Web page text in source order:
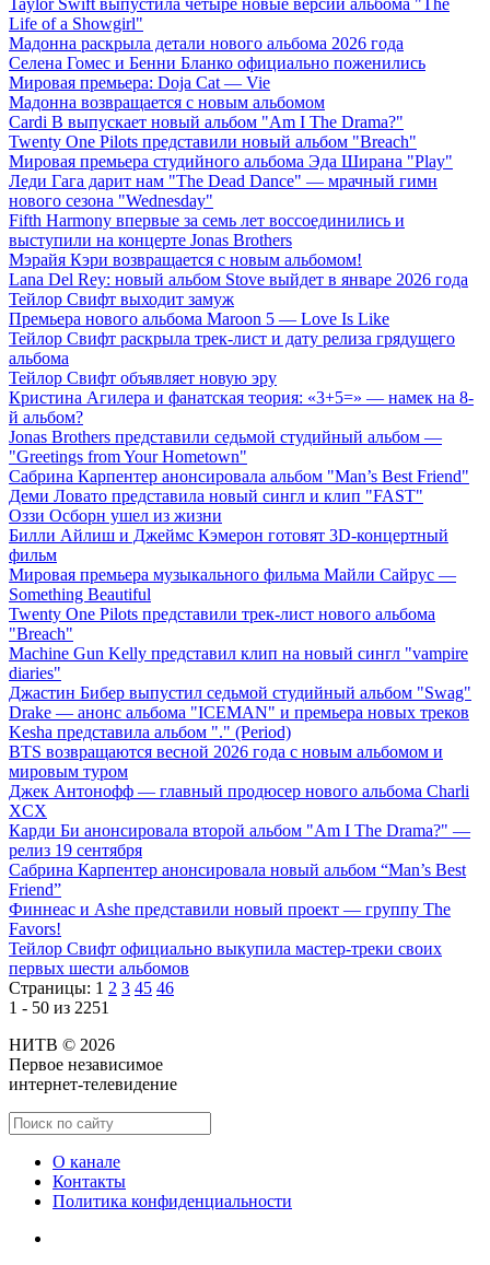
Taylor Swift выпустила четыре новые версии альбома "The
Life of a Showgirl"
Мадонна раскрыла детали нового альбома 2026 года
Селена Гомес и Бенни Бланко официально поженились
Мировая премьера: Doja Cat — Vie
Мадонна возвращается с новым альбомом
Cardi B выпускает новый альбом "Am I The Drama?"
Twenty One Pilots представили новый альбом "Breach"
Мировая премьера студийного альбома Эда Ширана "Play"
Леди Гага дарит нам "The Dead Dance" — мрачный гимн
нового сезона "Wednesday"
Fifth Harmony впервые за семь лет воссоединились и
выступили на концерте Jonas Brothers
Мэрайя Кэри возвращается с новым альбомом!
Lana Del Rey: новый альбом Stove выйдет в январе 2026 года
Тейлор Свифт выходит замуж
Премьера нового альбома Maroon 5 — Love Is Like
Тейлор Свифт раскрыла трек-лист и дату релиза грядущего
альбома
Тейлор Свифт объявляет новую эру
Кристина Агилера и фанатская теория: «3+5=» — намек на 8-
й альбом?
Jonas Brothers представили седьмой студийный альбом —
"Greetings from Your Hometown"
Сабрина Карпентер анонсировала альбом "Man’s Best Friend"
Деми Ловато представила новый сингл и клип "FAST"
Оззи Осборн ушел из жизни
Билли Айлиш и Джеймс Кэмерон готовят 3D-концертный
фильм
Мировая премьера музыкального фильма Майли Сайрус —
Something Beautiful
Twenty One Pilots представили трек-лист нового альбома
"Breach"
Machine Gun Kelly представил клип на новый сингл "vampire
diaries"
Джастин Бибер выпустил седьмой студийный альбом "Swag"
Drake — анонс альбома "ICEMAN" и премьера новых треков
Kesha представила альбом "." (Period)
BTS возвращаются весной 2026 года с новым альбомом и
мировым туром
Джек Антонофф — главный продюсер нового альбома Charli
XCX
Карди Би анонсировала второй альбом "Am I The Drama?" —
релиз 19 сентября
Сабрина Карпентер анонсировала новый альбом “Man’s Best
Friend”
Финнеас и Ashe представили новый проект — группу The
Favors!
Тейлор Свифт официально выкупила мастер-треки своих
первых шести альбомов
Страницы: 1 2 3 45 46
1 - 50 из 2251
НИТВ © 2026
Первое независимое
интернет-телевидение
О канале
Контакты
Политика конфиденциальности